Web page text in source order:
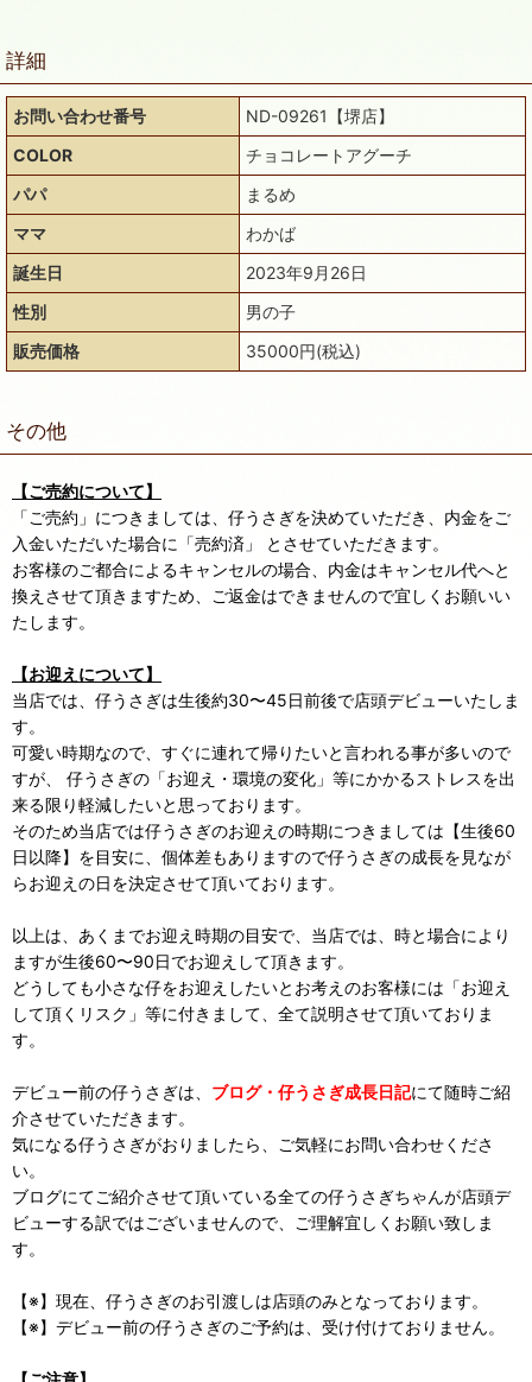
詳細
お問い合わせ番号
ND-09261【堺店】
COLOR
チョコレートアグーチ
パパ
まるめ
ママ
わかば
誕生日
2023年9月26日
性別
男の子
販売価格
35000円(税込)
その他
【ご売約について】
「ご売約」につきましては、仔うさぎを決めていただき、内金をご
入金いただいた場合に「売約済」 とさせていただきます。
お客様のご都合によるキャンセルの場合、内金はキャンセル代へと
換えさせて頂きますため、ご返金はできませんので宜しくお願いい
たします。
【お迎えについて】
当店では、仔うさぎは生後約30〜45日前後で店頭デビューいたしま
す。
可愛い時期なので、すぐに連れて帰りたいと言われる事が多いので
すが、 仔うさぎの「お迎え・環境の変化」等にかかるストレスを出
来る限り軽減したいと思っております。
そのため当店では仔うさぎのお迎えの時期につきましては【生後60
日以降】を目安に、個体差もありますので仔うさぎの成長を見なが
らお迎えの日を決定させて頂いております。
以上は、あくまでお迎え時期の目安で、当店では、時と場合により
ますが生後60〜90日でお迎えして頂きます。
どうしても小さな仔をお迎えしたいとお考えのお客様には「お迎え
して頂くリスク」等に付きまして、全て説明させて頂いておりま
す。
デビュー前の仔うさぎは、 ブログ・仔うさぎ成長日記にて随時ご紹
介させていただきます。
気になる仔うさぎがおりましたら、ご気軽にお問い合わせくださ
い。
ブログにてご紹介させて頂いている全ての仔うさぎちゃんが店頭デ
ビューする訳ではございませんので、ご理解宜しくお願い致しま
す。
【※】現在、仔うさぎのお引渡しは店頭のみとなっております。
【※】デビュー前の仔うさぎのご予約は、受け付けておりません。